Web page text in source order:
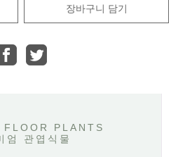
장바구니 담기
FLOOR PLANTS
엄 관엽식물